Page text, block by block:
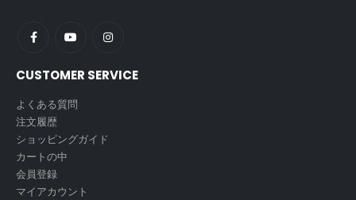
CUSTOMER SERVICE
よくある質問
注文履歴
ショッピングガイド
カートの中
会員登録
マイアカウント